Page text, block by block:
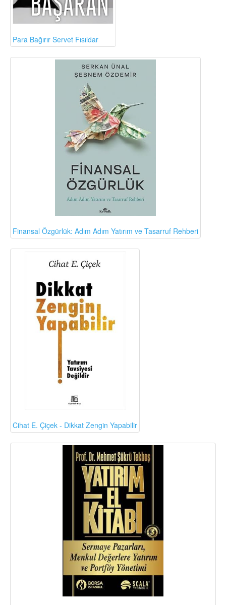
Para Bağırır Servet Fısıldar
Finansal Özgürlük: Adım Adım Yatırım ve Tasarruf Rehberi
Cihat E. Çiçek - Dikkat Zengin Yapabilir